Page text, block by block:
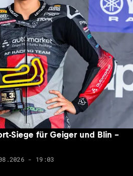
Siege für Geiger und Blin –
- 19:03